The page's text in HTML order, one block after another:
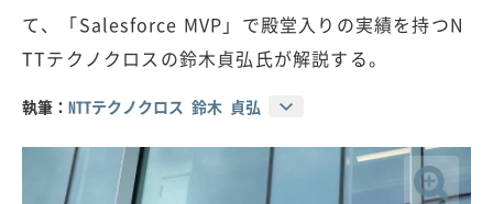
て、「Salesforce MVP」で殿堂入りの実績を持つN
TTテクノクロスの鈴木貞弘氏が解説する。
執筆： NTTテクノクロス 鈴木 貞弘